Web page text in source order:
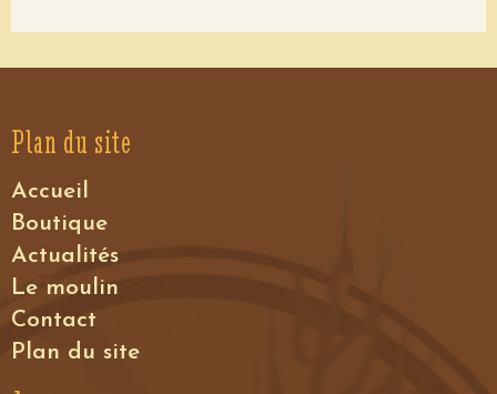
Plan du site
Accueil
Boutique
Actualités
Le moulin
Contact
Plan du site